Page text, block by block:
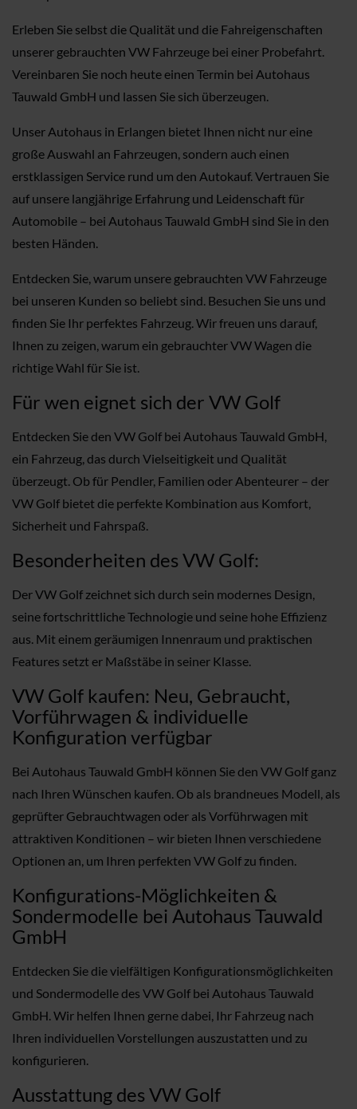
Erleben Sie selbst die Qualität und die Fahreigenschaften
unserer gebrauchten VW Fahrzeuge bei einer Probefahrt.
Vereinbaren Sie noch heute einen Termin bei Autohaus
Tauwald GmbH und lassen Sie sich überzeugen.
Unser Autohaus in Erlangen bietet Ihnen nicht nur eine
große Auswahl an Fahrzeugen, sondern auch einen
erstklassigen Service rund um den Autokauf. Vertrauen Sie
auf unsere langjährige Erfahrung und Leidenschaft für
Automobile – bei Autohaus Tauwald GmbH sind Sie in den
besten Händen.
Entdecken Sie, warum unsere gebrauchten VW Fahrzeuge
bei unseren Kunden so beliebt sind. Besuchen Sie uns und
finden Sie Ihr perfektes Fahrzeug. Wir freuen uns darauf,
Ihnen zu zeigen, warum ein gebrauchter VW Wagen die
richtige Wahl für Sie ist.
Für wen eignet sich der VW Golf
Entdecken Sie den VW Golf bei Autohaus Tauwald GmbH,
ein Fahrzeug, das durch Vielseitigkeit und Qualität
überzeugt. Ob für Pendler, Familien oder Abenteurer – der
VW Golf bietet die perfekte Kombination aus Komfort,
Sicherheit und Fahrspaß.
Besonderheiten des VW Golf:
Der VW Golf zeichnet sich durch sein modernes Design,
seine fortschrittliche Technologie und seine hohe Effizienz
aus. Mit einem geräumigen Innenraum und praktischen
Features setzt er Maßstäbe in seiner Klasse.
VW Golf kaufen: Neu, Gebraucht,
Vorführwagen & individuelle
Konfiguration verfügbar
Bei Autohaus Tauwald GmbH können Sie den VW Golf ganz
nach Ihren Wünschen kaufen. Ob als brandneues Modell, als
geprüfter Gebrauchtwagen oder als Vorführwagen mit
attraktiven Konditionen – wir bieten Ihnen verschiedene
Optionen an, um Ihren perfekten VW Golf zu finden.
Konfigurations-Möglichkeiten &
Sondermodelle bei Autohaus Tauwald
GmbH
Entdecken Sie die vielfältigen Konfigurationsmöglichkeiten
und Sondermodelle des VW Golf bei Autohaus Tauwald
GmbH. Wir helfen Ihnen gerne dabei, Ihr Fahrzeug nach
Ihren individuellen Vorstellungen auszustatten und zu
konfigurieren.
Ausstattung des VW Golf